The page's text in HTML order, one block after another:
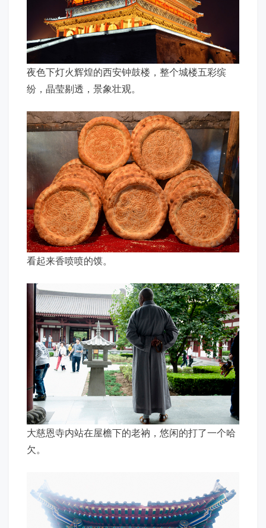
夜色下灯火辉煌的西安钟鼓楼，整个城楼五彩缤
纷，晶莹剔透，景象壮观。
看起来香喷喷的馍。
大慈恩寺内站在屋檐下的老衲，悠闲的打了一个哈
欠。